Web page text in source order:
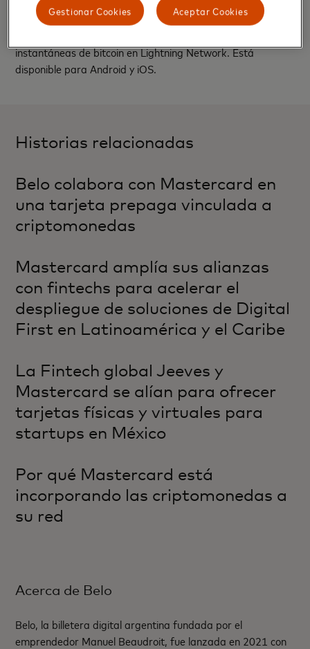
criptomonedas que se ofrecen en la app desde y hacia
instantáneas de bitcoin en Lightning Network. Está
disponible para Android y iOS.
Historias relacionadas
Belo colabora con Mastercard en
una tarjeta prepaga vinculada a
criptomonedas
Mastercard amplía sus alianzas
con fintechs para acelerar el
despliegue de soluciones de Digital
First en Latinoamérica y el Caribe
La Fintech global Jeeves y
Mastercard se alían para ofrecer
tarjetas físicas y virtuales para
startups en México
Por qué Mastercard está
incorporando las criptomonedas a
su red
Acerca de Belo
Belo, la billetera digital argentina fundada por el
emprendedor Manuel Beaudroit, fue lanzada en 2021 con
Aceptar Cookies
Gestionar Cookies